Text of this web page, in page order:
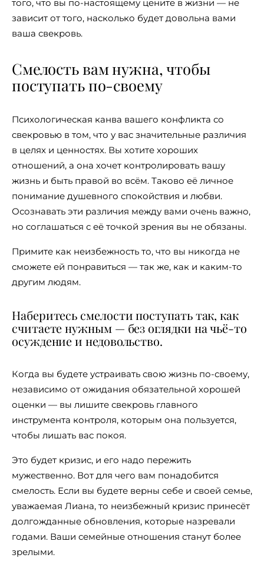
того, что вы по-настоящему цените в жизни — не
зависит от того, насколько будет довольна вами
ваша свекровь.
Смелость вам нужна, чтобы
поступать по-своему
Психологическая канва вашего конфликта со
свекровью в том, что у вас значительные различия
в целях и ценностях. Вы хотите хороших
отношений, а она хочет контролировать вашу
жизнь и быть правой во всём. Таково её личное
понимание душевного спокойствия и любви.
Осознавать эти различия между вами очень важно,
но соглашаться с её точкой зрения вы не обязаны.
Примите как неизбежность то, что вы никогда не
сможете ей понравиться — так же, как и каким-то
другим людям.
Наберитесь смелости поступать так, как
считаете нужным — без оглядки на чьё-то
осуждение и недовольство.
Когда вы будете устраивать свою жизнь по-своему,
независимо от ожидания обязательной хорошей
оценки — вы лишите свекровь главного
инструмента контроля, которым она пользуется,
чтобы лишать вас покоя.
Это будет кризис, и его надо пережить
мужественно. Вот для чего вам понадобится
смелость. Если вы будете верны себе и своей семье,
уважаемая Лиана, то неизбежный кризис принесёт
долгожданные обновления, которые назревали
годами. Ваши семейные отношения станут более
зрелыми.